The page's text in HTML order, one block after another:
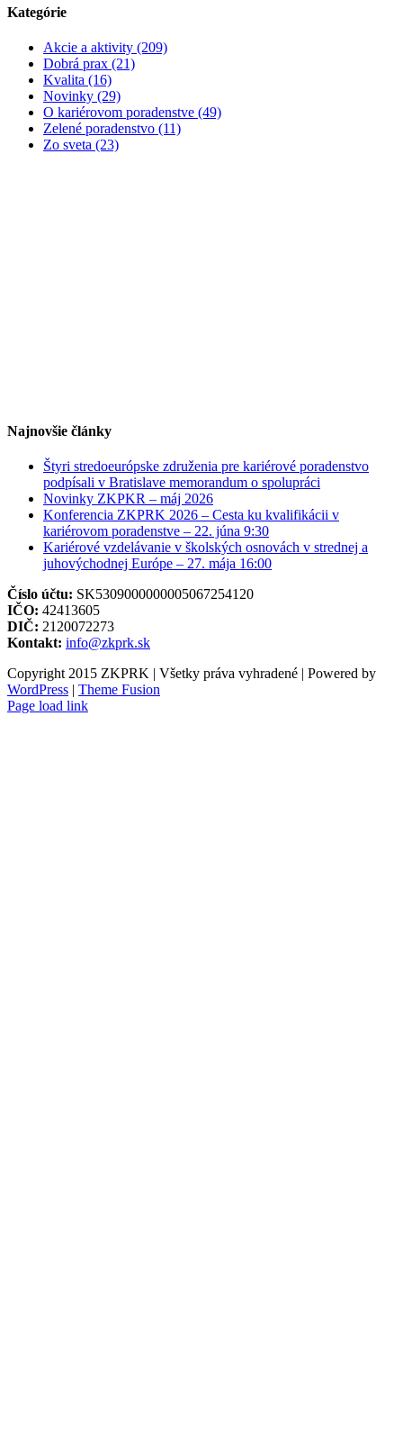
Kategórie
Akcie a aktivity (209)
Dobrá prax (21)
Kvalita (16)
Novinky (29)
O kariérovom poradenstve (49)
Zelené poradenstvo (11)
Zo sveta (23)
Najnovšie články
Štyri stredoeurópske združenia pre kariérové poradenstvo
podpísali v Bratislave memorandum o spolupráci
Novinky ZKPKR – máj 2026
Konferencia ZKPRK 2026 – Cesta ku kvalifikácii v
kariérovom poradenstve – 22. júna 9:30
Kariérové vzdelávanie v školských osnovách v strednej a
juhovýchodnej Európe – 27. mája 16:00
Číslo účtu: SK5309000000005067254120
IČO: 42413605
DIČ: 2120072273
Kontakt: info@zkprk.sk
Copyright 2015 ZKPRK | Všetky práva vyhradené | Powered by
WordPress | Theme Fusion
Page load link